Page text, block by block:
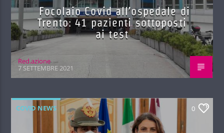
Focolaio Covid all’ospedale di
Trento: 41 pazienti sottoposti
ai test
Red.azione
7 SETTEMBRE 2021
COVID NEWS 0